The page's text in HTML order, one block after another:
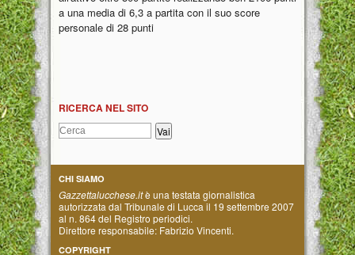
a una media di 6,3 a partita con il suo score
personale di 28 punti
RICERCA NEL SITO
CHI SIAMO
Gazzettalucchese.itè una testata giornalistica
autorizzata dal Tribunale di Lucca il 19 settembre 2007
al n. 864 del Registro periodici.
Direttore responsabile: Fabrizio Vincenti.
COPYRIGHT